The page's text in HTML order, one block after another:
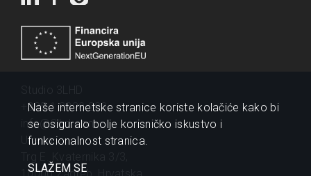
+385 1 2320 200
info@3lhd.com
Urania
Naše internetske stranice koriste kolačiće kako bi
se osiguralo bolje korisničko iskustvo i
funkcionalnost stranica.
SLAŽEM SE